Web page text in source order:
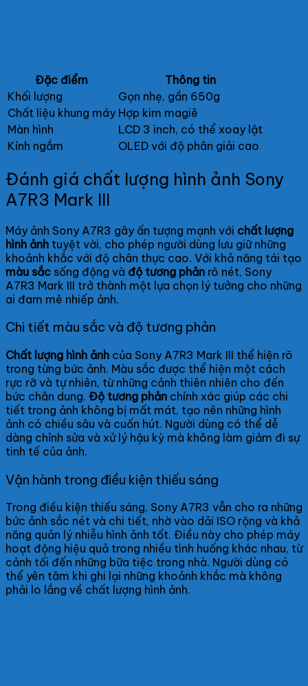
Đặc điểm
Thông tin
Khối lượng
Gọn nhẹ, gần 650g
Chất liệu khung máy Hợp kim magiê
Màn hình
LCD 3 inch, có thể xoay lật
Kính ngắm
OLED với độ phân giải cao
Đánh giá chất lượng hình ảnh Sony
A7R3 Mark III
Máy ảnh Sony A7R3 gây ấn tượng mạnh với chất lượng
hình ảnh tuyệt vời, cho phép người dùng lưu giữ những
khoảnh khắc với độ chân thực cao. Với khả năng tái tạo
màu sắc sống động và độ tương phản rõ nét, Sony
A7R3 Mark III trở thành một lựa chọn lý tưởng cho những
ai đam mê nhiếp ảnh.
Chi tiết màu sắc và độ tương phản
Chất lượng hình ảnh của Sony A7R3 Mark III thể hiện rõ
trong từng bức ảnh. Màu sắc được thể hiện một cách
rực rỡ và tự nhiên, từ những cảnh thiên nhiên cho đến
bức chân dung. Độ tương phản chính xác giúp các chi
tiết trong ảnh không bị mất mát, tạo nên những hình
ảnh có chiều sâu và cuốn hút. Người dùng có thể dễ
dàng chỉnh sửa và xử lý hậu kỳ mà không làm giảm đi sự
tinh tế của ảnh.
Vận hành trong điều kiện thiếu sáng
Trong điều kiện thiếu sáng, Sony A7R3 vẫn cho ra những
bức ảnh sắc nét và chi tiết, nhờ vào dải ISO rộng và khả
năng quản lý nhiễu hình ảnh tốt. Điều này cho phép máy
hoạt động hiệu quả trong nhiều tình huống khác nhau, từ
cảnh tối đến những bữa tiệc trong nhà. Người dùng có
thể yên tâm khi ghi lại những khoảnh khắc mà không
phải lo lắng về chất lượng hình ảnh.